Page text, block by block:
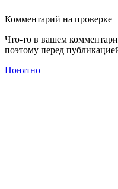
Комментарий на проверке
Что-то в вашем
поэтому перед
Понятно